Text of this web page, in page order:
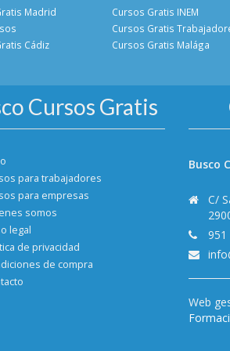
Madrid
Cádiz
Cursos Gratis INEM
Cursos Gratis
Cursos Gratis Malága
Cursos Gratis
para trabajadores
para empresas
somos
legal
de privacidad
de compra
Busco
C/
951
Web